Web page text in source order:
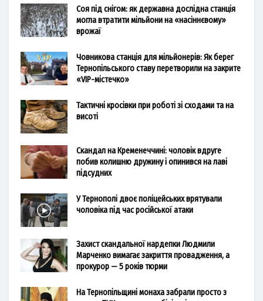
Соя під снігом: як державна дослідна станція
могла втратити мільйони на «насіннєвому»
врожаї
Човникова станція для мільйонерів: Як берег
Тернопільського ставу перетворили на закрите
«VIP-містечко»
Тактичні кросівки при роботі зі сходами та на
висоті
Скандал на Кременеччині: чоловік вдруге
побив колишню дружину і опинився на лаві
підсудних
У Тернополі двоє поліцейських врятували
чоловіка під час російської атаки
Захист скандальної нардепки Людмили
Марченко вимагає закриття провадження, а
прокурор — 5 років тюрми
На Тернопільщині монаха забрали просто з